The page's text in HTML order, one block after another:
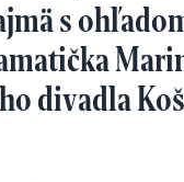
s
divadla